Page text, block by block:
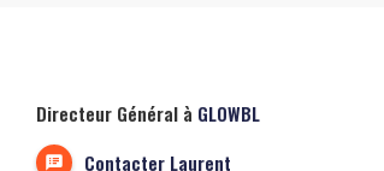
Directeur Général à GLOWBL
Contacter Laurent